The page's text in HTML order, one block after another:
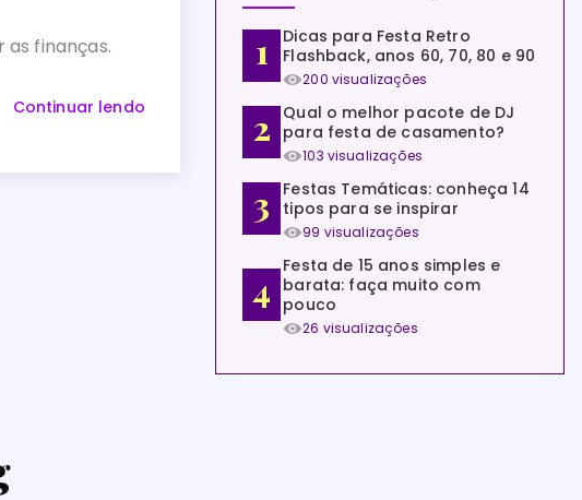
finanças.
Continuar lendo
Dicas para Festa Retro
Flashback, anos 60, 70, 80 e 90
200 visualizações
Qual o melhor pacote de DJ
para festa de casamento?
103 visualizações
Festas Temáticas: conheça 14
tipos para se inspirar
99 visualizações
Festa de 15 anos simples e
barata: faça muito com
pouco
26 visualizações